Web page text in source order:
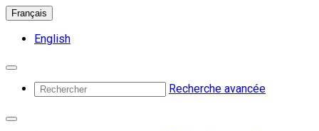
Français
English
Recherche avancée